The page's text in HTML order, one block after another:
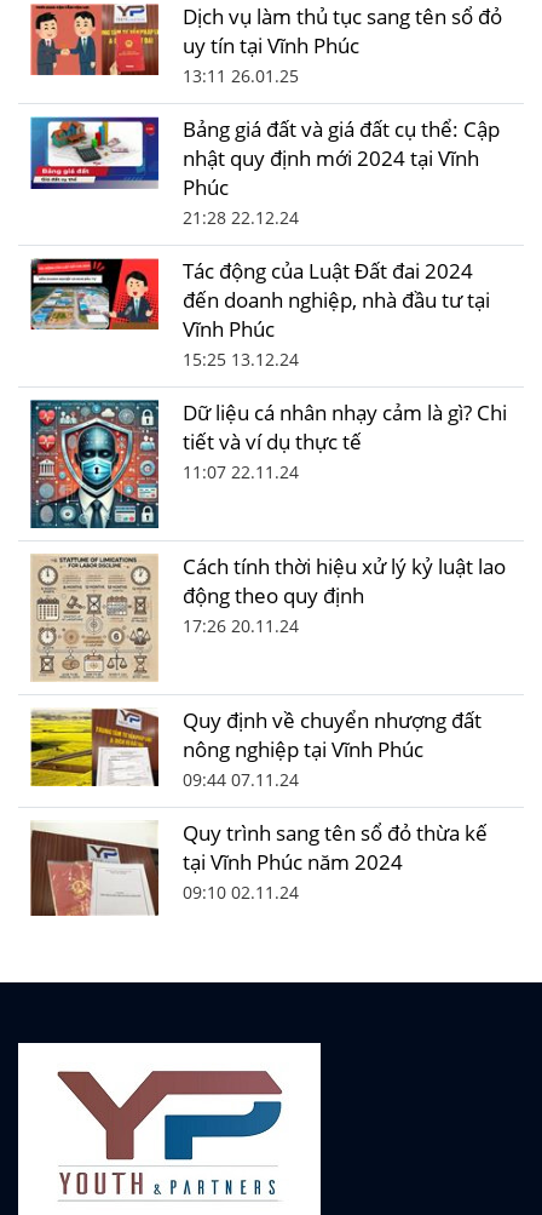
Dịch vụ làm thủ tục sang tên sổ đỏ
uy tín tại Vĩnh Phúc
13:11 26.01.25
Bảng giá đất và giá đất cụ thể: Cập
nhật quy định mới 2024 tại Vĩnh
Phúc
21:28 22.12.24
Tác động của Luật Đất đai 2024
đến doanh nghiệp, nhà đầu tư tại
Vĩnh Phúc
15:25 13.12.24
Dữ liệu cá nhân nhạy cảm là gì? Chi
tiết và ví dụ thực tế
11:07 22.11.24
Cách tính thời hiệu xử lý kỷ luật lao
động theo quy định
17:26 20.11.24
Quy định về chuyển nhượng đất
nông nghiệp tại Vĩnh Phúc
09:44 07.11.24
Quy trình sang tên sổ đỏ thừa kế
tại Vĩnh Phúc năm 2024
09:10 02.11.24